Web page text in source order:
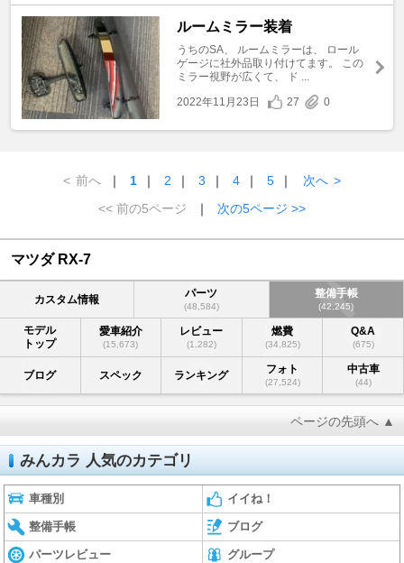
ルームミラー装着
うちのSA、 ルームミラーは、 ロール
ゲージに社外品取り付けてます。 この
ミラー視野が広くて、 ド ...
2022年11月23日
27 0
< 前へ ｜ 1 ｜ 2 ｜ 3 ｜ 4 ｜ 5 ｜ 次へ >
<< 前の5ページ
｜ 次の5ページ >>
マツダ RX-7
カスタム情報 パーツ
(48,584)
整備手帳
(42,245)
モデル
トップ
愛車紹介
(15,673)
レビュー
(1,282)
燃費
(34,825)
Q&A
(675)
ブログ スペック ランキング フォト
(27,524)
中古車
(44)
ページの先頭へ ▲
みんカラ 人気のカテゴリ
車種別 イイね！
整備手帳 ブログ
パーツレビュー グループ